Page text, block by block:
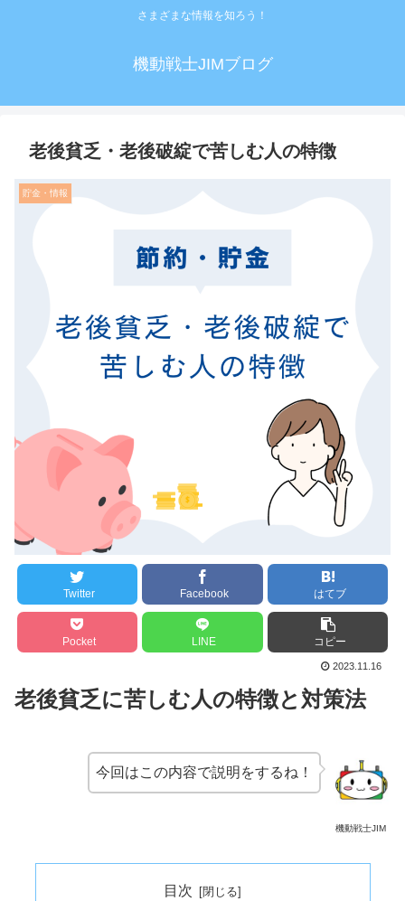
さまざまな情報を知ろう！
機動戦士JIMブログ
老後貧乏・老後破綻で苦しむ人の特徴
貯金・情報
Twitter Facebook はてブ
Pocket LINE コピー
2023.11.16
老後貧乏に苦しむ人の特徴と対策法
機動戦士JIM
今回はこの内容で説明をするね！
目次